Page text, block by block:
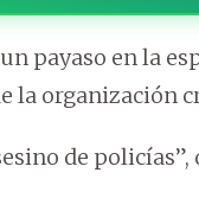
payaso en la
la organización
de